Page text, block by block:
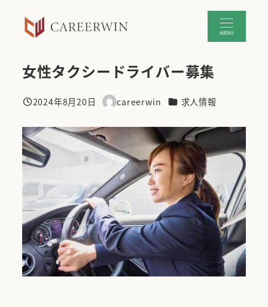
MENU
女性タクシードライバー募集
投稿日
2024年8月20日
著
careerwin カテゴリー
求人情報